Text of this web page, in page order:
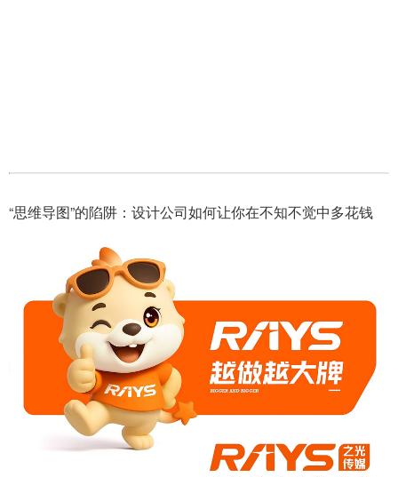
“思维导图”的陷阱：设计公司如何让你在不知不觉中多花钱